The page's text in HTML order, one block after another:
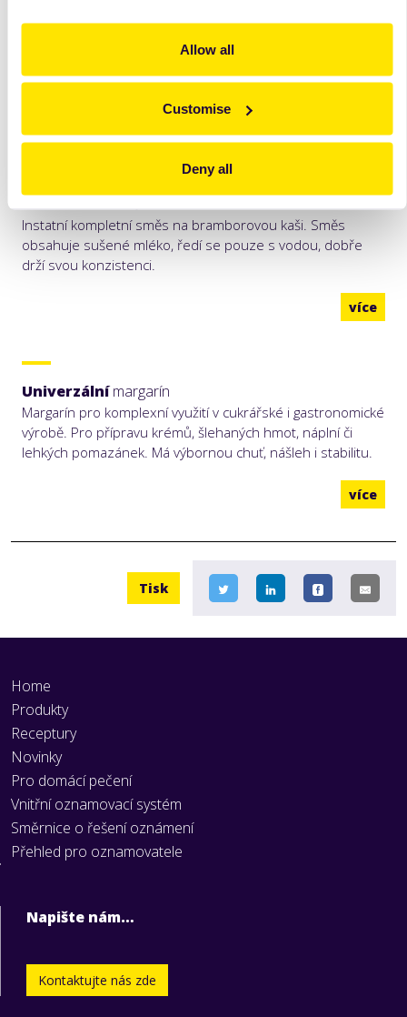
Allow all
Customise
Deny all
Instatní kompletní směs na bramborovou kaši. Směs
obsahuje sušené mléko, ředí se pouze s vodou, dobře
drží svou konzistenci.
více
Univerzálnímargarín
Margarín pro komplexní využití v cukrářské i gastronomické
výrobě. Pro přípravu krémů, šlehaných hmot, náplní či
lehkých pomazánek. Má výbornou chuť, nášleh i stabilitu.
více
Tisk
Home
Produkty
Receptury
Novinky
Pro domácí pečení
Vnitřní oznamovací systém
Směrnice o řešení oznámení
Přehled pro oznamovatele
Napište nám…
Kontaktujte nás zde